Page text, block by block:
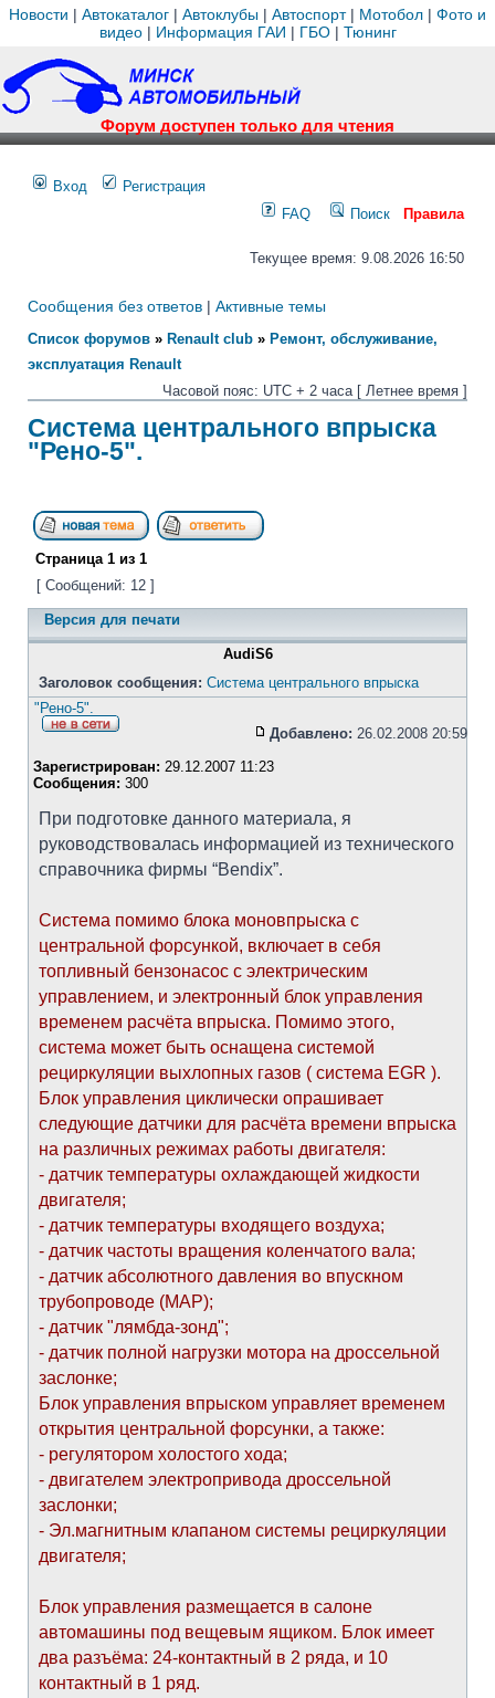
Новости | Автокаталог | Автоклубы | Автоспорт| Мотобол | Фото и
видео| Информация ГАИ | ГБО| Тюнинг
Форум доступен только для чтения
Вход
Регистрация
FAQ
Поиск Правила
Текущее время: 9.08.2026 16:50
Сообщения без ответов | Активные темы
Список форумов » Renault club » Ремонт, обслуживание,
эксплуатация Renault
Часовой пояс: UTC + 2 часа [ Летнее время ]
Система центрального впрыска
"Рено-5".
Страница 1 из 1
[ Сообщений: 12 ]
Версия для печати
AudiS6
Заголовок сообщения: Система центрального впрыска
"Рено-5".
Добавлено: 26.02.2008 20:59
Зарегистрирован: 29.12.2007 11:23
Сообщения: 300
При подготовке данного материала, я
руководствовалась информацией из технического
справочника фирмы “Bendix”.
Система помимо блока моновпрыска с
центральной форсункой, включает в себя
топливный бензонасос с электрическим
управлением, и электронный блок управления
временем расчёта впрыска. Помимо этого,
система может быть оснащена системой
рециркуляции выхлопных газов ( система EGR ).
Блок управления циклически опрашивает
следующие датчики для расчёта времени впрыска
на различных режимах работы двигателя:
- датчик температуры охлаждающей жидкости
двигателя;
- датчик температуры входящего воздуха;
- датчик частоты вращения коленчатого вала;
- датчик абсолютного давления во впускном
трубопроводе (МАР);
- датчик "лямбда-зонд";
- датчик полной нагрузки мотора на дроссельной
заслонке;
Блок управления впрыском управляет временем
открытия центральной форсунки, а также:
- регулятором холостого хода;
- двигателем электропривода дроссельной
заслонки;
- Эл.магнитным клапаном системы рециркуляции
двигателя;
Блок управления размещается в салоне
автомашины под вещевым ящиком. Блок имеет
два разъёма: 24-контактный в 2 ряда, и 10
контактный в 1 ряд.